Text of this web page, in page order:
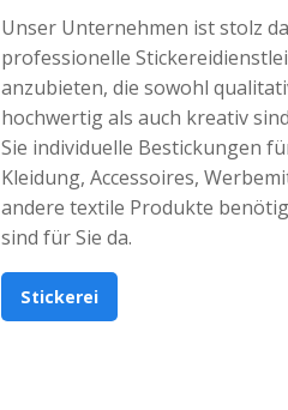
Unser Unternehmen ist stolz
professionelle
anzubieten, die sowohl
hochwertig als auch kreativ
Sie individuelle Bestickungen
Kleidung, Accessoires,
andere textile Produkte
sind für Sie da.
Stickerei